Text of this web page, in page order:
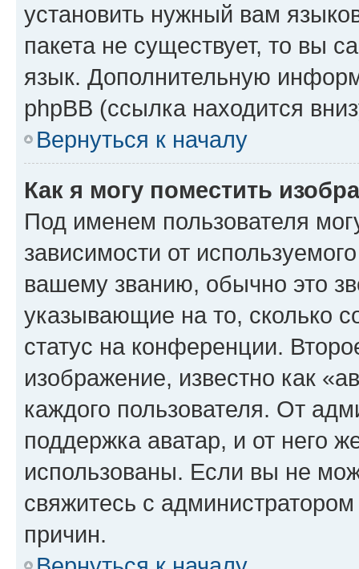
установить нужный вам
пакета не существует, то вы
язык. Дополнительную
phpBB (ссылка находится
Вернуться к началу
Как я могу поместить
Под именем пользователя
зависимости от
вашему званию, обычно это
указывающие на то, сколько
статус на конференции.
изображение, известно как
каждого пользователя. От
поддержка аватар, и от него
использованы. Если вы не
свяжитесь с
причин.